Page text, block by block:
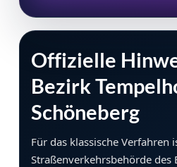
Offizielle
Bezirk
Schöneberg
Für das klassische Verfahren
Straßenverkehrsbehörde des